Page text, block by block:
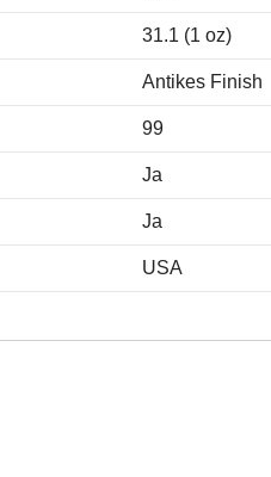
31.1 (1 oz)
Antikes Finish
99
Ja
Ja
USA